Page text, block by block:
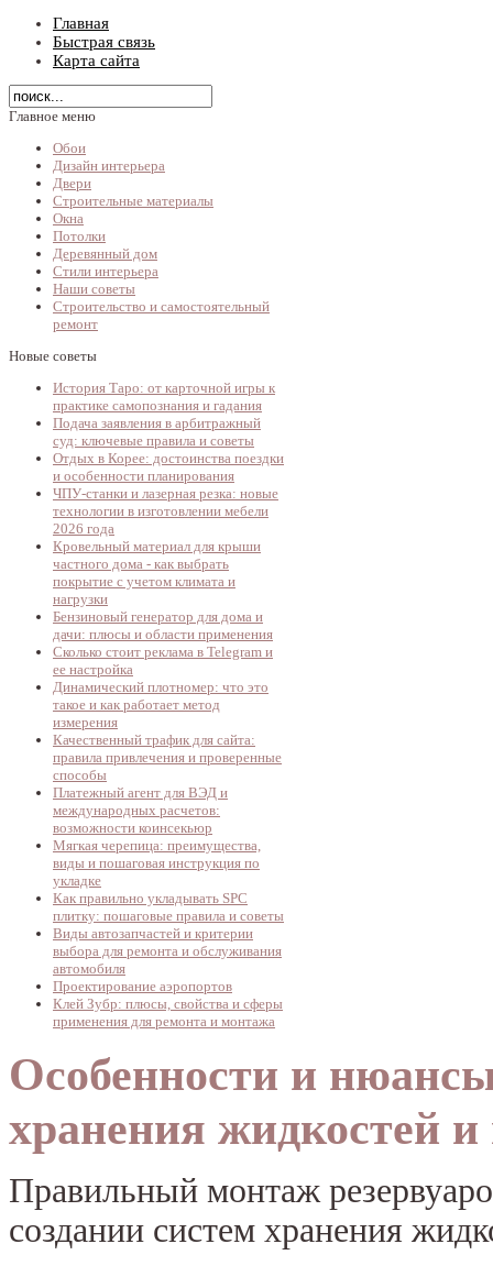
Главная
Быстрая связь
Карта сайта
Главное меню
Обои
Дизайн интерьера
Двери
Строительные материалы
Окна
Потолки
Деревянный дом
Стили интерьера
Наши советы
Строительство и самостоятельный
ремонт
Новые советы
История Таро: от карточной игры к
практике самопознания и гадания
Подача заявления в арбитражный
суд: ключевые правила и советы
Отдых в Корее: достоинства поездки
и особенности планирования
ЧПУ-станки и лазерная резка: новые
технологии в изготовлении мебели
2026 года
Кровельный материал для крыши
частного дома - как выбрать
покрытие с учетом климата и
нагрузки
Бензиновый генератор для дома и
дачи: плюсы и области применения
Сколько стоит реклама в Telegram и
ее настройка
Динамический плотномер: что это
такое и как работает метод
измерения
Качественный трафик для сайта:
правила привлечения и проверенные
способы
Платежный агент для ВЭД и
международных расчетов:
возможности коинсекьюр
Мягкая черепица: преимущества,
виды и пошаговая инструкция по
укладке
Как правильно укладывать SPC
плитку: пошаговые правила и советы
Виды автозапчастей и критерии
выбора для ремонта и обслуживания
автомобиля
Проектирование аэропортов
Клей Зубр: плюсы, свойства и сферы
применения для ремонта и монтажа
Особенности и
хранения жидкостей и
Правильный монтаж
создании систем хранения